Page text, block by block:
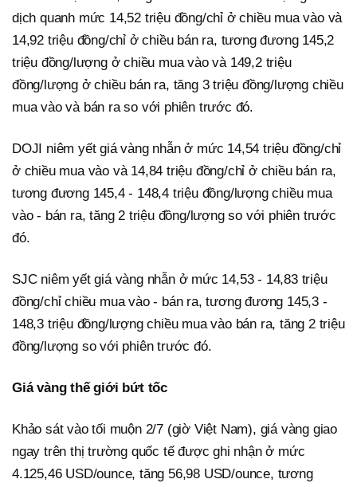
dịch quanh mức 14,52 triệu đồng/chỉ ở chiều mua vào và
14,92 triệu đồng/chỉ ở chiều bán ra, tương đương 145,2
triệu đồng/lượng ở chiều mua vào và 149,2 triệu
đồng/lượng ở chiều bán ra, tăng 3 triệu đồng/lượng chiều
mua vào và bán ra so với phiên trước đó.
DOJI niêm yết giá vàng nhẫn ở mức 14,54 triệu đồng/chỉ
ở chiều mua vào và 14,84 triệu đồng/chỉ ở chiều bán ra,
tương đương 145,4 - 148,4 triệu đồng/lượng chiều mua
vào - bán ra, tăng 2 triệu đồng/lượng so với phiên trước
đó.
SJC niêm yết giá vàng nhẫn ở mức 14,53 - 14,83 triệu
đồng/chỉ chiều mua vào - bán ra, tương đương 145,3 -
148,3 triệu đồng/lượng chiều mua vào bán ra, tăng 2 triệu
đồng/lượng so với phiên trước đó.
Giá vàng thế giới bứt tốc
Khảo sát vào tối muộn 2/7 (giờ Việt Nam), giá vàng giao
ngay trên thị trường quốc tế được ghi nhận ở mức
4.125,46 USD/ounce, tăng 56,98 USD/ounce, tương